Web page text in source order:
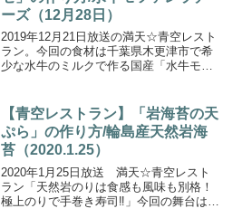
ーズ（12月28日）
2019年12月21日放送の満天☆青空レスト
ラン。今回の食材は千葉県木更津市で希
少な水牛のミルクで作る国産「水牛モッ
出来立て！濃厚なモッツァレラチーズで
作る”水牛モッツ...
【青空レストラン】「岩海苔の天
ぷら」の作り方/輪島産天然岩海
苔（2020.1.25）
2020年1月25日放送 満天☆青空レスト
ラン「天然岩のりは食感も風味も別格！
極上のりで手巻き寿司‼」今回の舞台は、